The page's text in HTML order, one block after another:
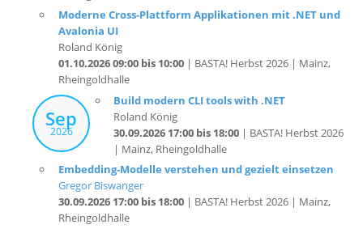
Roland König
01.10.2026 09:00 bis 10:00
Rheingoldhalle
Sep
2026
Build modern CLI tools with .NET
Roland König
30.09.2026 17:00 bis 18:00| BASTA! Herbst 2026
| Mainz, Rheingoldhalle
Embedding-Modelle verstehen und gezielt einsetzen
Gregor Biswanger
30.09.2026 17:00 bis 18:00| BASTA! Herbst 2026 | Mainz,
Rheingoldhalle
Warum deine Anwendung den SQL Server langsam
macht (und nicht umgekehrt)